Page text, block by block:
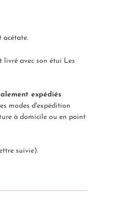
acétate.
avec son étui Les
expédiés
modes d'expédition
à domicile ou en point
suivie).